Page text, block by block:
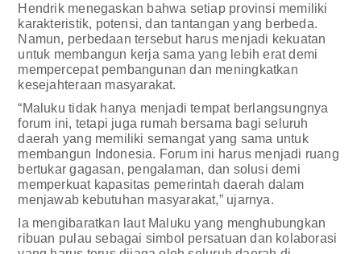
Hendrik menegaskan bahwa setiap provinsi memiliki
karakteristik, potensi, dan tantangan yang berbeda.
Namun, perbedaan tersebut harus menjadi kekuatan
untuk membangun kerja sama yang lebih erat demi
mempercepat pembangunan dan meningkatkan
kesejahteraan masyarakat.
“Maluku tidak hanya menjadi tempat berlangsungnya
forum ini, tetapi juga rumah bersama bagi seluruh
daerah yang memiliki semangat yang sama untuk
membangun Indonesia. Forum ini harus menjadi ruang
bertukar gagasan, pengalaman, dan solusi demi
memperkuat kapasitas pemerintah daerah dalam
menjawab kebutuhan masyarakat,” ujarnya.
Ia mengibaratkan laut Maluku yang menghubungkan
ribuan pulau sebagai simbol persatuan dan kolaborasi